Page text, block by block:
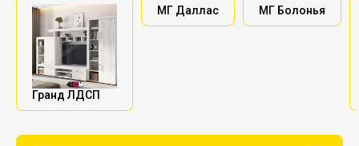
Гранд ЛДСП
МГ Даллас МГ Болонья